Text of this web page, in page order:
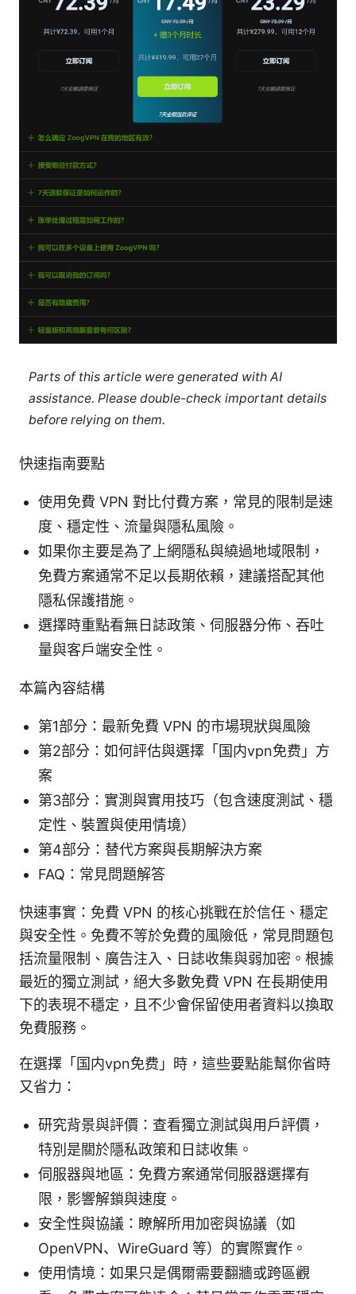
Parts of this article were generated with AI
assistance. Please double-check important details
before relying on them.
快速指南要點
使用免費 VPN 對比付費方案，常見的限制是速
度、穩定性、流量與隱私風險。
如果你主要是為了上網隱私與繞過地域限制，
免費方案通常不足以長期依賴，建議搭配其他
隱私保護措施。
選擇時重點看無日誌政策、伺服器分佈、吞吐
量與客戶端安全性。
本篇內容結構
第1部分：最新免費 VPN 的市場現狀與風險
第2部分：如何評估與選擇「国内vpn免费」方
案
第3部分：實測與實用技巧（包含速度測試、穩
定性、裝置與使用情境）
第4部分：替代方案與長期解決方案
FAQ：常見問題解答
快速事實：免費 VPN 的核心挑戰在於信任、穩定
與安全性。免費不等於免費的風險低，常見問題包
括流量限制、廣告注入、日誌收集與弱加密。根據
最近的獨立測試，絕大多數免費 VPN 在長期使用
下的表現不穩定，且不少會保留使用者資料以換取
免費服務。
在選擇「国内vpn免费」時，這些要點能幫你省時
又省力：
研究背景與評價：查看獨立測試與用戶評價，
特別是關於隱私政策和日誌收集。
伺服器與地區：免費方案通常伺服器選擇有
限，影響解鎖與速度。
安全性與協議：瞭解所用加密與協議（如
OpenVPN、WireGuard 等）的實際實作。
使用情境：如果只是偶爾需要翻牆或跨區觀